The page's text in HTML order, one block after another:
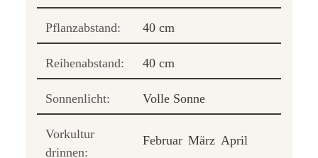
Pflanzabstand: 40 cm
Reihenabstand: 40 cm
Sonnenlicht: Volle Sonne
Vorkultur
drinnen:
Februar März April